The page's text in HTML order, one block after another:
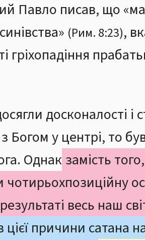
Павло писав, що
(Рим. 8:23),
гріхопадіння
досконалості
Богом у центрі, то
Однак замість
чотирьохпозиційну
весь наш
цієї причини сатана